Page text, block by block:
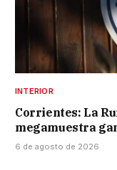
INTERIOR
Corrientes: La
megamuestra
6 de agosto de 2026